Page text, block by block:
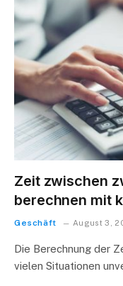
Zeit zwischen
berechnen mit
Geschäft August 3,
Die Berechnung der
vielen Situationen